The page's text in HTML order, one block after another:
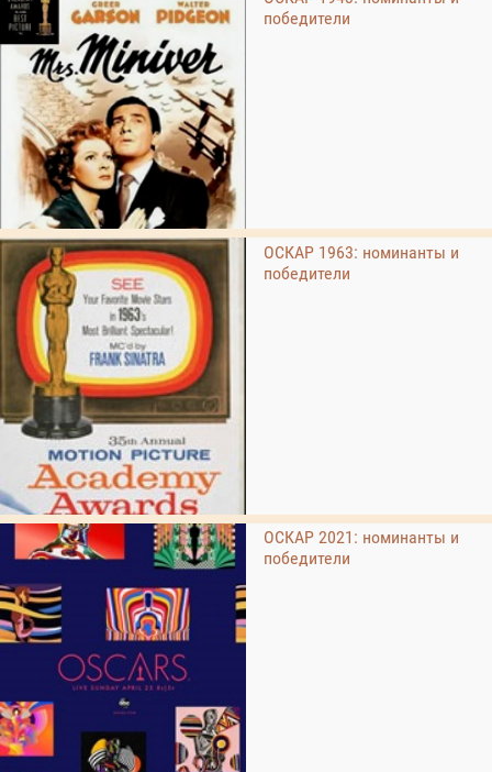
победители
ОСКАР 1963: номинанты и
победители
ОСКАР 2021: номинанты и
победители